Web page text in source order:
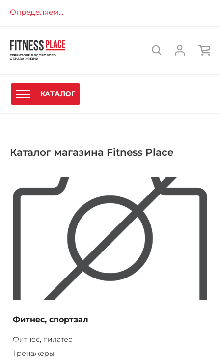
Определяем...
КАТАЛОГ
Каталог магазина Fitness Place
Фитнес, спортзал
Фитнес, пилатес
Тренажеры